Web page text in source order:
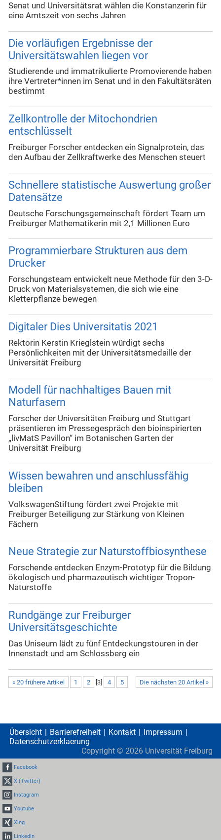
Senat und Universitätsrat wählen die Konstanzerin für
eine Amtszeit von sechs Jahren
Die vorläufigen Ergebnisse der
Universitätswahlen liegen vor
Studierende und immatrikulierte Promovierende haben
ihre Vertreter*innen im Senat und in den Fakultätsräten
bestimmt
Zellkontrolle der Mitochondrien
entschlüsselt
Freiburger Forscher entdecken ein Signalprotein, das
den Aufbau der Zellkraftwerke des Menschen steuert
Schnellere statistische Auswertung großer
Datensätze
Deutsche Forschungsgemeinschaft fördert Team um
Freiburger Mathematikerin mit 2,1 Millionen Euro
Programmierbare Strukturen aus dem
Drucker
Forschungsteam entwickelt neue Methode für den 3-D-
Druck von Materialsystemen, die sich wie eine
Kletterpflanze bewegen
Digitaler Dies Universitatis 2021
Rektorin Kerstin Krieglstein würdigt sechs
Persönlichkeiten mit der Universitätsmedaille der
Universität Freiburg
Modell für nachhaltiges Bauen mit
Naturfasern
Forscher der Universitäten Freiburg und Stuttgart
präsentieren im Pressegespräch den bioinspirierten
„livMatS Pavillon“ im Botanischen Garten der
Universität Freiburg
Wissen bewahren und anschlussfähig
bleiben
VolkswagenStiftung fördert zwei Projekte mit
Freiburger Beteiligung zur Stärkung von Kleinen
Fächern
Neue Strategie zur Naturstoffbiosynthese
Forschende entdecken Enzym-Prototyp für die Bildung
ökologisch und pharmazeutisch wichtiger Tropon-
Naturstoffe
Rundgänge zur Freiburger
Universitätsgeschichte
Das Uniseum lädt zu fünf Entdeckungstouren in der
Innenstadt und am Schlossberg ein
« 20 frühere Artikel Die nächsten 20 Artikel »
1 2 [3] 4 5
Übersicht Barrierefreiheit Kontakt
Impressum
Datenschutzerklaerung
Copyright © 2026 Universität Freiburg
Facebook
X (Twitter)
Instagram
Youtube
Xing
LinkedIn